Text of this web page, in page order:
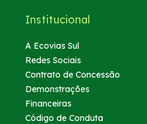
Institucional
A Ecovias Sul
Redes Sociais
Contrato de Concessão
Demonstrações
Financeiras
Código de Conduta